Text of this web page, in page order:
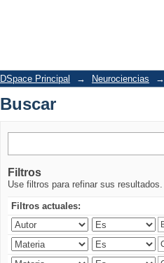
DSpace Principal → Neurociencias →
Buscar
Filtros
Use filtros para refinar sus resultados.
Filtros actuales: